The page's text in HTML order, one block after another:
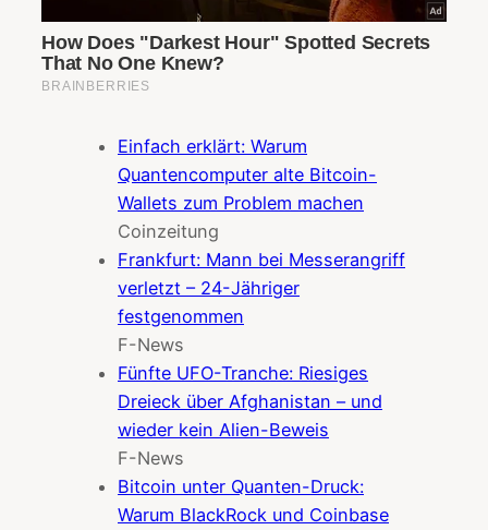
Einfach erklärt: Warum
Quantencomputer alte Bitcoin-
Wallets zum Problem machen
Coinzeitung
Frankfurt: Mann bei Messerangriff
verletzt – 24-Jähriger
festgenommen
F-News
Fünfte UFO-Tranche: Riesiges
Dreieck über Afghanistan – und
wieder kein Alien-Beweis
F-News
Bitcoin unter Quanten-Druck:
Warum BlackRock und Coinbase